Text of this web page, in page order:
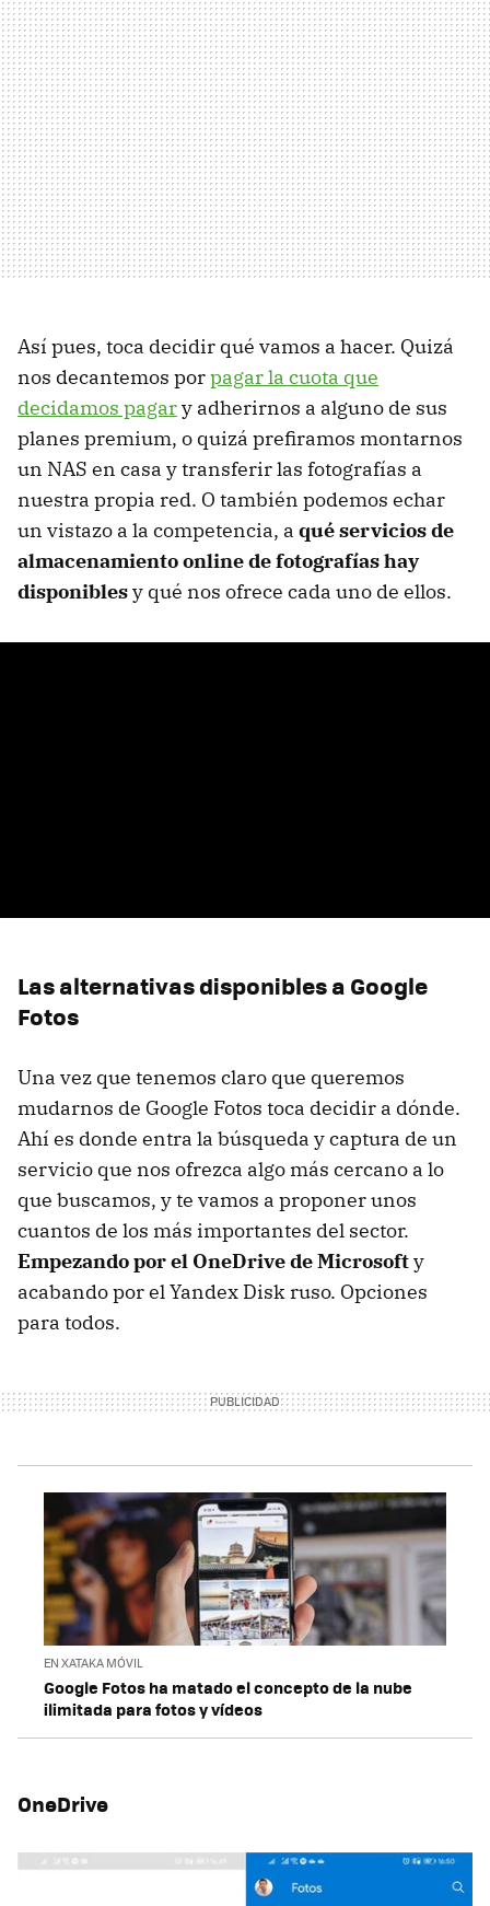
Así pues, toca decidir qué vamos a hacer. Quizá
nos decantemos porpagar la cuota que
decidamos pagary adherirnos a alguno de sus
planes premium, o quizá prefiramos montarnos
un NAS en casa y transferir las fotografías a
nuestra propia red. O también podemos echar
un vistazo a la competencia, a qué servicios de
almacenamiento online de fotografías hay
disponiblesy qué nos ofrece cada uno de ellos.
Las alternativas disponibles a Google
Fotos
Una vez que tenemos claro que queremos
mudarnos de Google Fotos toca decidir a dónde.
Ahí es donde entra la búsqueda y captura de un
servicio que nos ofrezca algo más cercano a lo
que buscamos, y te vamos a proponer unos
cuantos de los más importantes del sector.
Empezando por el OneDrive de Microsofty
acabando por el Yandex Disk ruso. Opciones
para todos.
EN XATAKA MÓVIL
Google Fotos ha matado el concepto de la nube
ilimitada para fotos y vídeos
OneDrive